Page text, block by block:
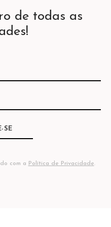
de todas as
SE
com a Política de Privacidade.